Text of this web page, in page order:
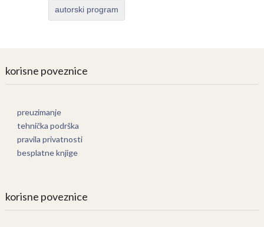
autorski program
korisne poveznice
preuzimanje
tehnička podrška
pravila privatnosti
besplatne knjige
korisne poveznice